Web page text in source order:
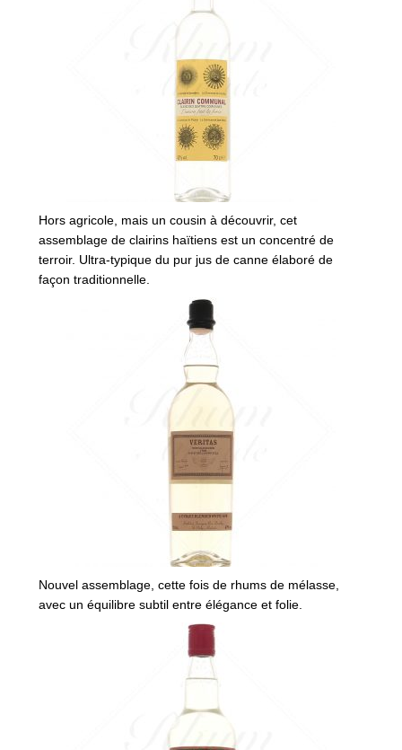
Hors agricole, mais un cousin à découvrir, cet
assemblage de clairins haïtiens est un concentré de
terroir. Ultra-typique du pur jus de canne élaboré de
façon traditionnelle.
Nouvel assemblage, cette fois de rhums de mélasse,
avec un équilibre subtil entre élégance et folie.